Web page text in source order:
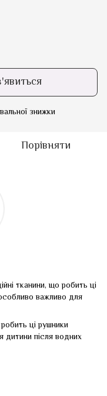
знижки
Порівняти
тканини, що робить ці
важливо для
ці рушники
дитини після водних